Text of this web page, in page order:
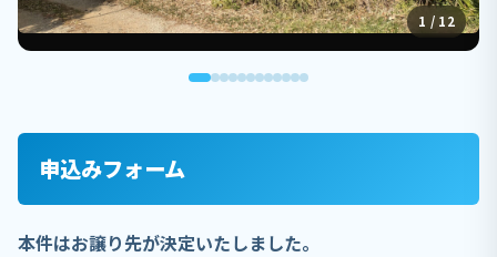
1 / 12
申込みフォーム
本件はお譲り先が決定いたしました。